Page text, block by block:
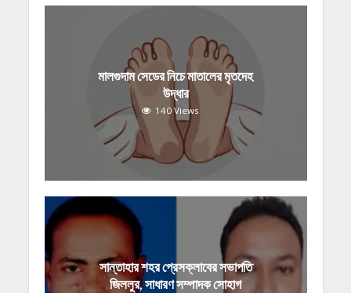
মালগুদাম সেডের নিচে মাতালের মৃতদেহ
উদ্ধার
140 Views
সান্তাহার শহর প্রেসক্লাবের সভাপতি
জিললুর, সাধারণ সম্পাদক সোহাগ